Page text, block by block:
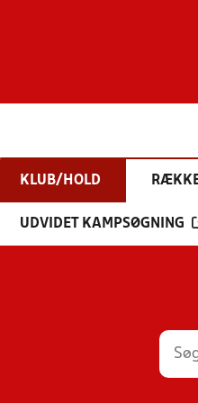
KLUB/HOLD
UDVIDET KAMPSØGNING